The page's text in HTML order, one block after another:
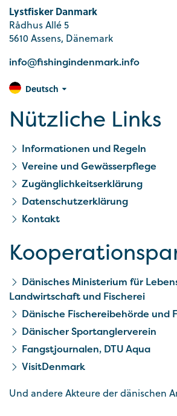
Lystfisker Danmark
Rådhus Allé 5
5610 Assens, Dänemark
info@fishingindenmark.info
Deutsch
Nützliche Links
Informationen und Regeln
Vereine und Gewässerpflege
Zugänglichkeitserklärung
Datenschutzerklärung
Kontakt
Dänisches Ministerium für
Landwirtschaft und Fischerei
Dänische Fischereibehörde und
Dänischer Sportanglerverein
Fangstjournalen, DTU Aqua
VisitDenmark
Und andere Akteure der dänischen